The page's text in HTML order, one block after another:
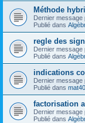
Méthode
Dernier message
Publié dans
regle des
Dernier message
Publié dans
indications
Dernier message
Publié dans
factorisation
Dernier message
Publié dans